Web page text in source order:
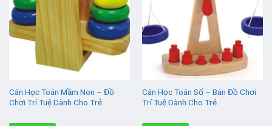
Cân Học Toán Mầm Non – Đồ
Chơi Trí Tuệ Dành Cho Trẻ
Cân Học Toán Số – Bán Đồ Chơi
Trí Tuệ Dành Cho Trẻ